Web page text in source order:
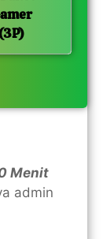
Menit
admin